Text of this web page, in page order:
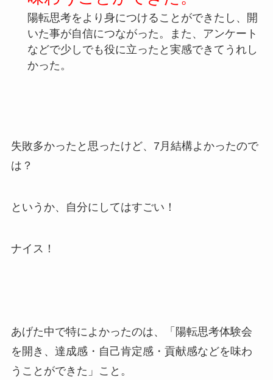
陽転思考をより身につけることができたし、開
いた事が自信につながった。また、アンケート
などで少しでも役に立ったと実感できてうれし
かった。
失敗多かったと思ったけど、7月結構よかったので
は？
というか、自分にしてはすごい！
ナイス！
あげた中で特によかったのは、「陽転思考体験会
を開き、達成感・自己肯定感・貢献感などを味わ
うことができた」こと。